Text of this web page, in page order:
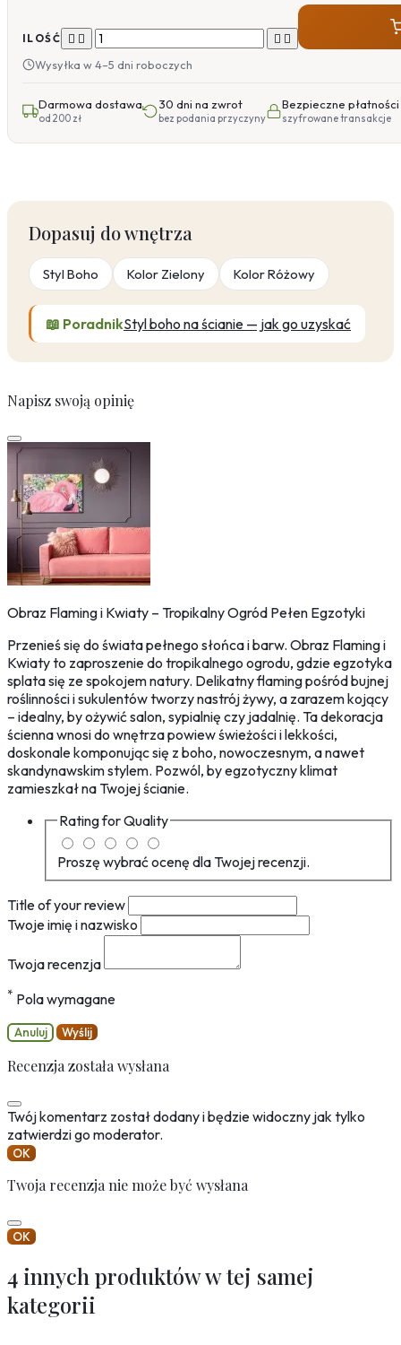
ILOŚĆ    
Wysyłka w 4–5 dni roboczych
Darmowa dostawa
od 200 zł
30 dni na zwrot
bez podania przyczyny
Bezpieczne płatności
szyfrowane transakcje
Dopasuj do wnętrza
Styl Boho Kolor Zielony Kolor Różowy
📖 PoradnikStyl boho na ścianie — jak go uzyskać
Napisz swoją opinię
Obraz Flaming i Kwiaty – Tropikalny Ogród Pełen Egzotyki
Przenieś się do świata pełnego słońca i barw. Obraz Flaming i
Kwiaty to zaproszenie do tropikalnego ogrodu, gdzie egzotyka
splata się ze spokojem natury. Delikatny flaming pośród bujnej
roślinności i sukulentów tworzy nastrój żywy, a zarazem kojący
– idealny, by ożywić salon, sypialnię czy jadalnię. Ta dekoracja
ścienna wnosi do wnętrza powiew świeżości i lekkości,
doskonale komponując się z boho, nowoczesnym, a nawet
skandynawskim stylem. Pozwól, by egzotyczny klimat
zamieszkał na Twojej ścianie.
Rating forQuality
Proszę wybrać ocenę dla Twojej recenzji.
Title of your review
Twoje imię i nazwisko
Twoja recenzja
* Pola wymagane
Anuluj Wyślij
Recenzja została wysłana
Twój komentarz został dodany i będzie widoczny jak tylko
zatwierdzi go moderator.
OK
Twoja recenzja nie może być wysłana
OK
4 innych produktów w tej samej
kategorii